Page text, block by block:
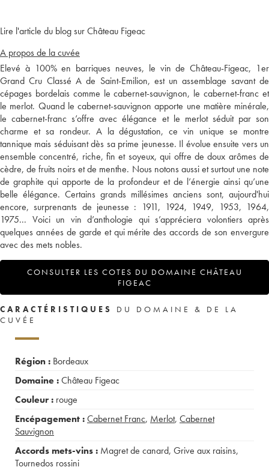
Lire l'article du blog sur Château Figeac
A propos de la cuvée
Elevé à 100% en barriques neuves, le vin de Château-Figeac, 1er
Grand Cru Classé A de Saint-Emilion, est un assemblage savant de
cépages bordelais comme le cabernet-sauvignon, le cabernet-franc et
le merlot. Quand le cabernet-sauvignon apporte une matière minérale,
le cabernet-franc s’offre avec élégance et le merlot séduit par son
charme et sa rondeur. A la dégustation, ce vin unique se montre
tannique mais séduisant dès sa prime jeunesse. Il évolue ensuite vers un
ensemble concentré, riche, fin et soyeux, qui offre de doux arômes de
cèdre, de fruits noirs et de menthe. Nous notons aussi et surtout une note
de graphite qui apporte de la profondeur et de l’énergie ainsi qu’une
belle élégance. Certains grands millésimes anciens sont, aujourd'hui
encore, surprenants de jeunesse : 1911, 1924, 1949, 1953, 1964,
1975... Voici un vin d’anthologie qui s’appréciera volontiers après
quelques années de garde et qui mérite des accords de son envergure
avec des mets nobles.
CONSULTER LES COTES DU DOMAINE CHÂTEAU
FIGEAC
CARACTÉRISTIQUES
DU DOMAINE & DE LA
CUVÉE
Région : Bordeaux
Domaine :Château Figeac
Couleur : rouge
Encépagement :Cabernet Franc, Merlot, Cabernet
Sauvignon
Accords mets-vins : Magret de canard, Grive aux raisins,
Tournedos rossini